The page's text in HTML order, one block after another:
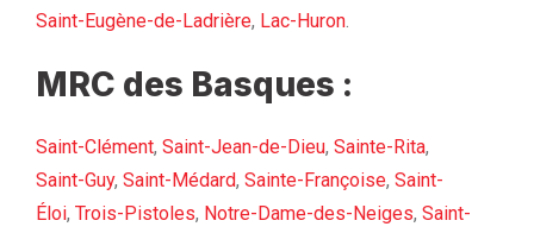
Saint-Eugène-de-Ladrière, Lac-Huron.
MRC des Basques :
Saint-Clément, Saint-Jean-de-Dieu, Sainte-Rita,
Saint-Guy, Saint-Médard, Sainte-Françoise, Saint-
Éloi, Trois-Pistoles, Notre-Dame-des-Neiges, Saint-